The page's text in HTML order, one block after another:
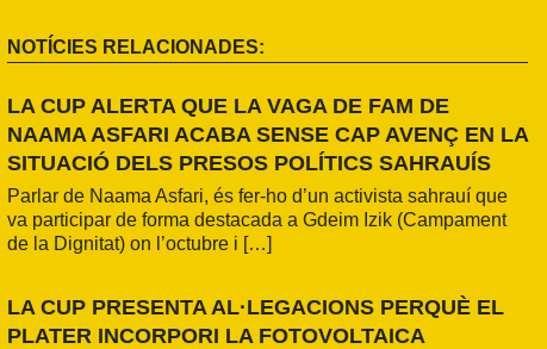
NOTÍCIES RELACIONADES:
LA CUP ALERTA QUE LA VAGA DE FAM DE
NAAMA ASFARI ACABA SENSE CAP AVENÇ EN LA
SITUACIÓ DELS PRESOS POLÍTICS SAHRAUÍS
Parlar de Naama Asfari, és fer-ho d’un activista sahrauí que
va participar de forma destacada a Gdeim Izik (Campament
de la Dignitat) on l’octubre i […]
LA CUP PRESENTA AL·LEGACIONS PERQUÈ EL
PLATER INCORPORI LA FOTOVOLTAICA